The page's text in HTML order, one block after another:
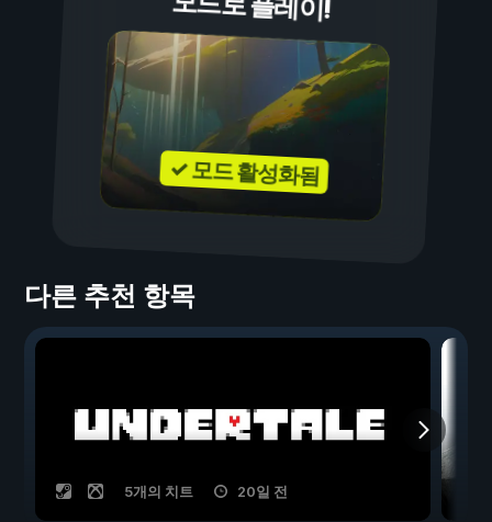
✓ 모드 활성화됨
다른 추천 항목
5개의 치트 20일 전